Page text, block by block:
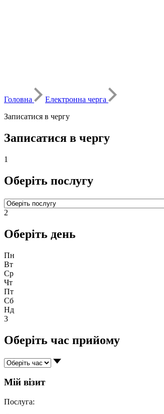
Головна
Електронна черга
Записатися в чергу
Записатися в чергу
1
Оберіть послугу
2
Оберіть день
Пн
Вт
Ср
Чт
Пт
Сб
Нд
3
Оберіть час прийому
Мій візит
Послуга: